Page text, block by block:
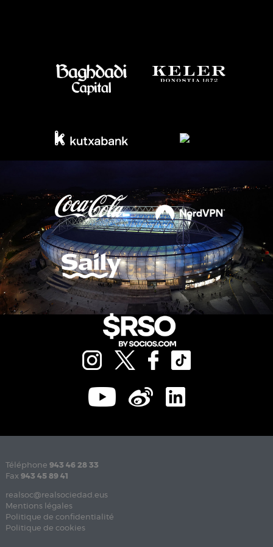
Téléphone 943 46 28 33
Fax 943 45 89 41
realsoc@realsociedad.eus
Mentions légales
Politique de confidentialité
Politique de cookies